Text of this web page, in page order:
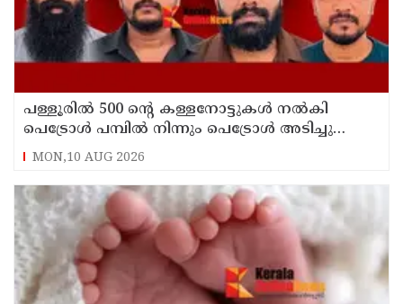
പള്ളൂരിൽ 500 ൻ്റെ കള്ളനോട്ടുകൾ നൽകി
പെട്രോൾ പമ്പിൽ നിന്നും പെട്രോൾ അടിച്ചു
കബളിപ്പിച്ച 4 പേർ അറസ്റ്റിൽ
MON,10 AUG 2026